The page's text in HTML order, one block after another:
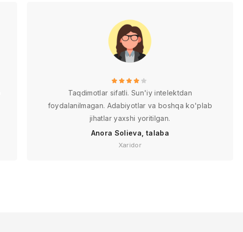
Taqdimotlar sifatli. Sun'iy intelektdan
foydalanilmagan. Adabiyotlar va boshqa ko'plab
jihatlar yaxshi yoritilgan.
Anora Solieva, talaba
Xaridor